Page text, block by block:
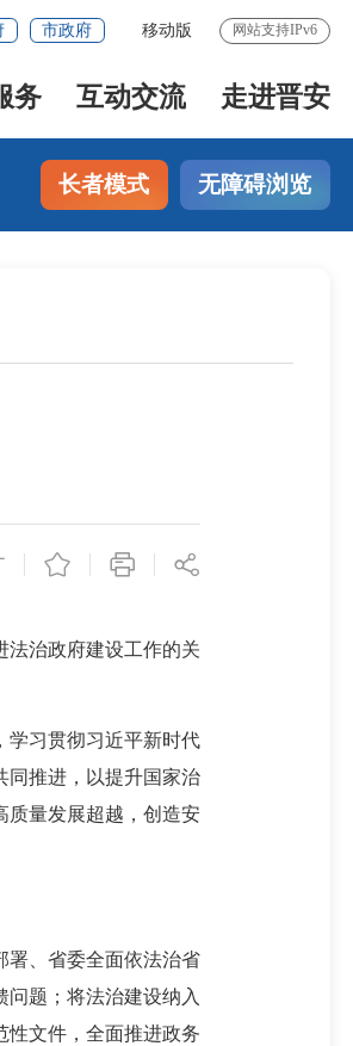
市政府 移动版 网站支持IPv6
务 互动交流 走进晋安
长者模式 无障碍浏览
法治政府建设工作的关
习贯彻习近平新时代
同推进，以提升国家治
质量发展超越，创造安
、省委全面依法治省
题；将法治建设纳入
性文件，全面推进政务